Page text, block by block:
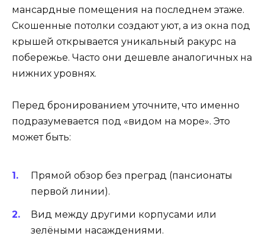
мансардные помещения на последнем этаже.
Скошенные потолки создают уют, а из окна под
крышей открывается уникальный ракурс на
побережье. Часто они дешевле аналогичных на
нижних уровнях.
Перед бронированием уточните, что именно
подразумевается под «видом на море». Это
может быть:
Прямой обзор без преград (пансионаты
первой линии).
Вид между другими корпусами или
зелёными насаждениями.